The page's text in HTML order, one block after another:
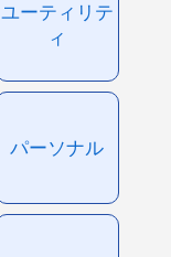
ユーティリテ
ィ
パーソナル